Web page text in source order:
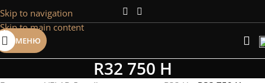
Skip to navigation
Skip to main content
Сэкономим Ваше время на подбор
Рассчитаем мощность | Предложим от 3х вариантов | В
наличии и под заказ
Скидки от 5%
МЕНЮ
R32 750 H